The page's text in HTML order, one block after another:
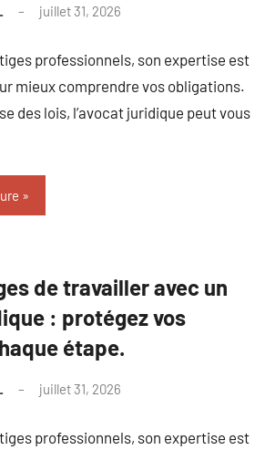
juillet 31, 2026
professionnels, son expertise est
mieux comprendre vos obligations.
des lois, l’avocat juridique peut vous
de travailler avec un
: protégez vos
étape.
juillet 31, 2026
professionnels, son expertise est